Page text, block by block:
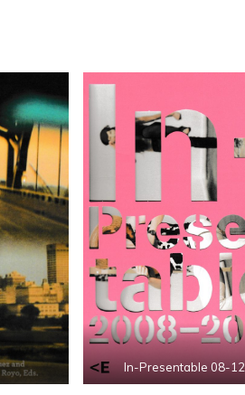
In-Presentable 08-12